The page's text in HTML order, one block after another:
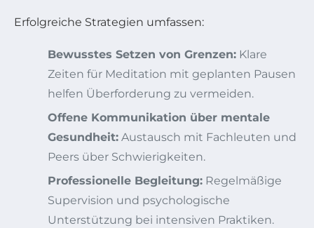
Erfolgreiche Strategien umfassen:
Bewusstes Setzen von Grenzen: Klare
Zeiten für Meditation mit geplanten Pausen
helfen Überforderung zu vermeiden.
Offene Kommunikation über mentale
Gesundheit: Austausch mit Fachleuten und
Peers über Schwierigkeiten.
Professionelle Begleitung: Regelmäßige
Supervision und psychologische
Unterstützung bei intensiven Praktiken.